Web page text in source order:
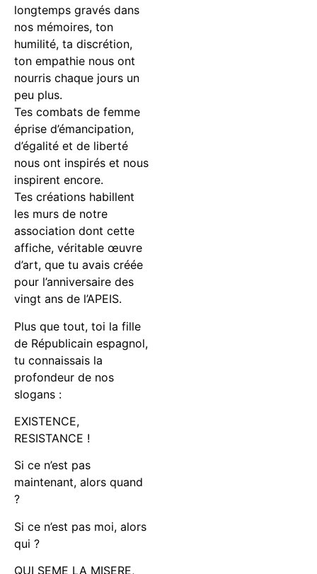
longtemps gravés dans
nos mémoires, ton
humilité, ta discrétion,
ton empathie nous ont
nourris chaque jours un
peu plus.
Tes combats de femme
éprise d’émancipation,
d’égalité et de liberté
nous ont inspirés et nous
inspirent encore.
Tes créations habillent
les murs de notre
association dont cette
affiche, véritable œuvre
d’art, que tu avais créée
pour l’anniversaire des
vingt ans de l’APEIS.
Plus que tout, toi la fille
de Républicain espagnol,
tu connaissais la
profondeur de nos
slogans :
EXISTENCE,
RESISTANCE !
Si ce n’est pas
maintenant, alors quand
?
Si ce n’est pas moi, alors
qui ?
QUI SEME LA MISERE,